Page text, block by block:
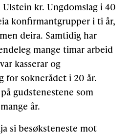
kr. Ungdomslag i 40
konfirmantgrupper i ti år,
deira. Samtidig har
mange timar arbeid
kasserar og
for soknerådet i 20 år.
gudstenestene som
år.
si besøksteneste mot